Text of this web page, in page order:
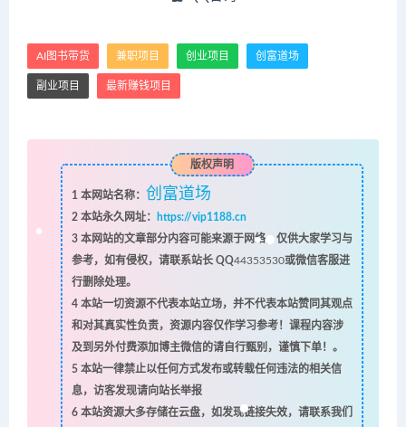
AI图书带货‌ 兼职项目 创业项目 创富道场
副业项目 最新赚钱项目
版权声明
1 本网站名称： 创富道场
2本站永久网址：
https://vip1188.cn
3本网站的文章部分内容可能来源于网络，仅供大家学习与
参考，如有侵权，请联系站长 QQ44353530或微信客服进
行删除处理。
4本站一切资源不代表本站立场，并不代表本站赞同其观点
和对其真实性负责，资源内容仅作学习参考！课程内容涉
及到另外付费添加博主微信的请自行甄别，谨慎下单！。
5本站一律禁止以任何方式发布或转载任何违法的相关信
息，访客发现请向站长举报
6本站资源大多存储在云盘，如发现链接失效，请联系我们